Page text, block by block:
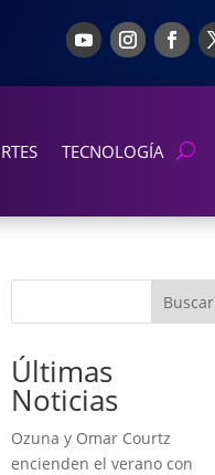
TECNOLOGÍA
Buscar
Últimas
Noticias
Ozuna y Omar Courtz
encienden el verano con